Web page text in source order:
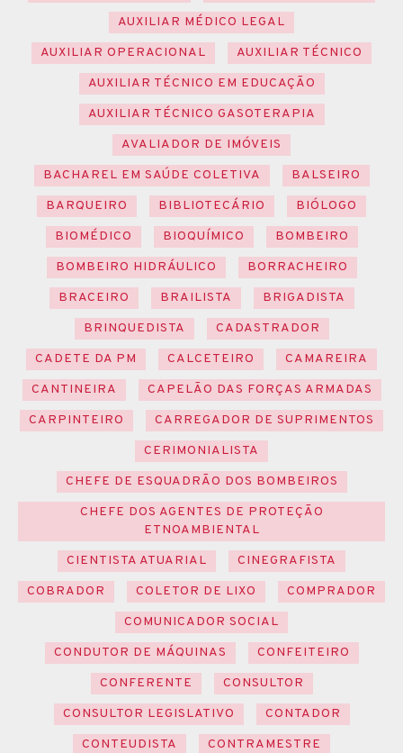
AUXILIAR MÉDICO LEGAL
AUXILIAR OPERACIONAL
AUXILIAR TÉCNICO
AUXILIAR TÉCNICO EM EDUCAÇÃO
AUXILIAR TÉCNICO GASOTERAPIA
AVALIADOR DE IMÓVEIS
BACHAREL EM SAÚDE COLETIVA
BALSEIRO
BARQUEIRO
BIBLIOTECÁRIO
BIÓLOGO
BIOMÉDICO
BIOQUÍMICO
BOMBEIRO
BOMBEIRO HIDRÁULICO
BORRACHEIRO
BRACEIRO
BRAILISTA
BRIGADISTA
BRINQUEDISTA
CADASTRADOR
CADETE DA PM
CALCETEIRO
CAMAREIRA
CANTINEIRA
CAPELÃO DAS FORÇAS ARMADAS
CARPINTEIRO
CARREGADOR DE SUPRIMENTOS
CERIMONIALISTA
CHEFE DE ESQUADRÃO DOS BOMBEIROS
CHEFE DOS AGENTES DE PROTEÇÃO
ETNOAMBIENTAL
CIENTISTA ATUARIAL
CINEGRAFISTA
COBRADOR
COLETOR DE LIXO
COMPRADOR
COMUNICADOR SOCIAL
CONDUTOR DE MÁQUINAS
CONFEITEIRO
CONFERENTE
CONSULTOR
CONSULTOR LEGISLATIVO
CONTADOR
CONTEUDISTA
CONTRAMESTRE